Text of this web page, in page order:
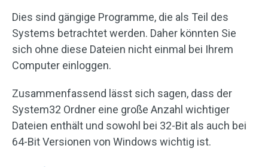
Dies sind gängige Programme, die als Teil des
Systems betrachtet werden. Daher könnten Sie
sich ohne diese Dateien nicht einmal bei Ihrem
Computer einloggen.
Zusammenfassend lässt sich sagen, dass der
System32 Ordner eine große Anzahl wichtiger
Dateien enthält und sowohl bei 32-Bit als auch bei
64-Bit Versionen von Windows wichtig ist.